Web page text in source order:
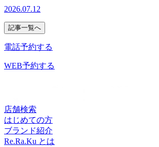
内臓を冷やして血行不良を起こし、翌朝の
ます。 夕食後のデザートで気を付けたいポイント
はどのようなものを食べれば良いのかというと ・低
たんぱく質を含むもの ・水分補給になるもの これらを兼ね
揃えた食材を選ぶことがポイントです。糖
質も抑えて胃腸の負担を減らしながら、血
人工の砂糖を使わないビタミンミネラル豊
ートです。 バナナには睡眠の質を高める『トリプトファ
ン』、パインには消化力をアップさせる『
ブルーベリーには強い抗酸化作用『アント
てください★おすすめの香りはさっぱりス
す！ .*☆。・.*☆。・.*☆。・.*☆。・
て、ゆっくり伸ばす、全身ストレッチ！
葛西店＜営業時間＞10：00～21：00（最終
所＞東京都江戸川区東葛西9-3-3 アリオ葛
https://mitsuraku.jp/pm/online/index/t7y0n1
腸内環境を整えることで、お身体全体の健
す。7月13日(月)のおすすめコースはまず
系タイ古式60分コースです！17：00～ご案
話ですとより詳細なお時間のご相談ができ
と、すぐに対応が難しい場合がございます
りご来店お待ちしております！驚きの気持
3-3 アリオ葛西2F
13：10～、17：00～7/14（火） 16：50～
7/15（水） 12：00～、14：30～、18：
16：30～、19：00～7/17（金） 10：10～
7/18（土） 10：30～、12：00～7/19（日
す！最新の予約状況は当店アプリかネット
さいま
せ。.*☆。・.*☆。・.*☆。・.*☆。・.*☆
今年も始まります！サマーチャージキャン
18日(土) 0：00 ～ 9月23日(水) 23：
2026.07.12
記事一覧へ
電話予約する
WEB予約する
店舗検索
はじめての方
ブランド紹介
Re.Ra.Ku とは